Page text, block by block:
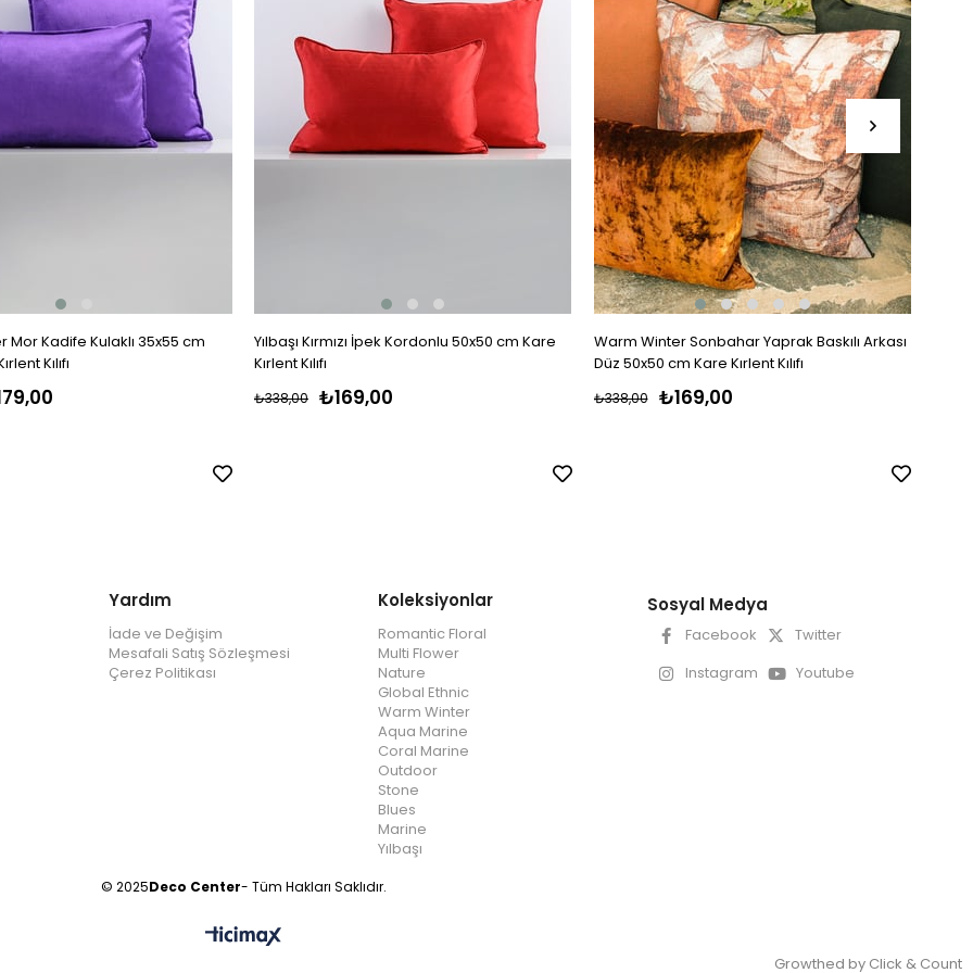
Mor Kadife Kulaklı 35x55 cm
Kılıfı
Yılbaşı Kırmızı İpek Kordonlu 50x50 cm Kare
Kırlent Kılıfı
₺169,00
₺338,00
Warm Winter Sonbahar Yaprak Baskılı Arkası
Düz 50x50 cm Kare Kırlent Kılıfı
₺169,00
₺338,00
Yardım
İade ve Değişim
Mesafali Satış Sözleşmesi
Çerez Politikası
Koleksiyonlar
Romantic Floral
Multi Flower
Nature
Global Ethnic
Warm Winter
Aqua Marine
Coral Marine
Outdoor
Stone
Blues
Marine
Yılbaşı
Sosyal Medya
Facebook
Twitter
Instagram
Youtube
© 2025Deco Center- Tüm Hakları Saklıdır.
Growthed by Click & Count